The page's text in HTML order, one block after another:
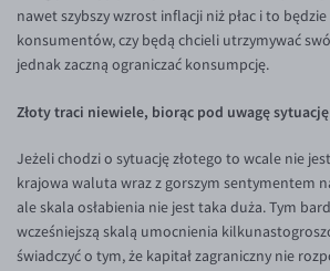
EUR/CAD
EUR/CNY
EUR/HKD
EUR/ILS
EUR/JPY
EUR/NZD
nawet szybszy wzrost inflacji niż płac i to
konsumentów, czy będą chcieli utrzymywać
jednak zaczną ograniczać konsumpcję.
Złoty traci niewiele, biorąc pod uwagę sytuację
Jeżeli chodzi o sytuację złotego to wcale nie
krajowa waluta wraz z gorszym sentymentem
ale skala osłabienia nie jest taka duża. Tym
wcześniejszą skalą umocnienia
świadczyć o tym, że kapitał zagraniczny nie